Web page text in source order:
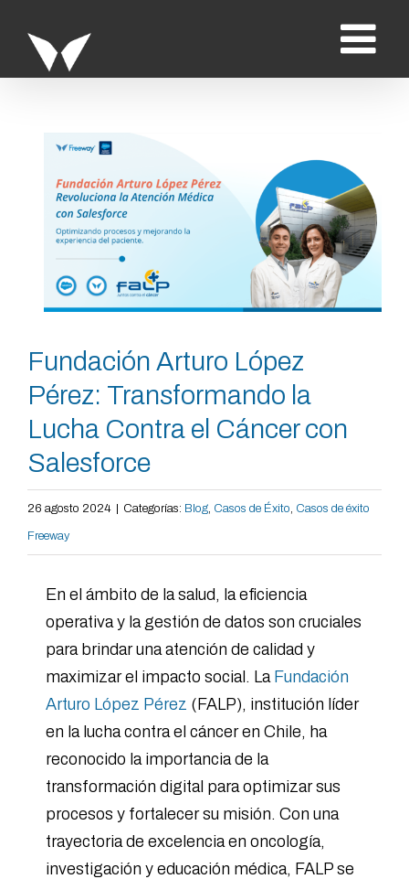
contenido
Ver
más
grande
Fundación Arturo López
Pérez: Transformando la
Lucha Contra el Cáncer con
Salesforce
26 agosto 2024 Categorías: Blog, Casos de Éxito, Casos de éxito
Freeway
En el ámbito de la salud, la eficiencia
operativa y la gestión de datos son cruciales
para brindar una atención de calidad y
maximizar el impacto social. La Fundación
Arturo López Pérez (FALP), institución líder
en la lucha contra el cáncer en Chile, ha
reconocido la importancia de la
transformación digital para optimizar sus
procesos y fortalecer su misión. Con una
trayectoria de excelencia en oncología,
investigación y educación médica, FALP se